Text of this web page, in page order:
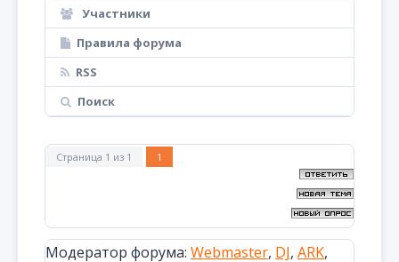
Участники
Правила форума
RSS
Поиск
Страница 1 из 1 1
Модератор форума: Webmaster, DJ, ARK,